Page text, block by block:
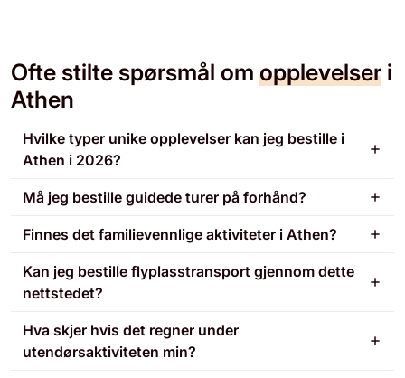
Ofte stilte spørsmål om opplevelser i
Athen
Hvilke typer unike opplevelser kan jeg bestille i
Athen i 2026?
Må jeg bestille guidede turer på forhånd?
Finnes det familievennlige aktiviteter i Athen?
Kan jeg bestille flyplasstransport gjennom dette
nettstedet?
Hva skjer hvis det regner under
utendørsaktiviteten min?